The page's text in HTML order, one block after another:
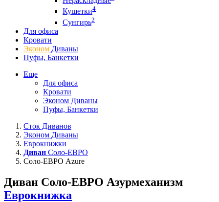
Кушетки4
Сунгирь2
Для офиса
Кровати
Эконом Диваны
Пуфы, Банкетки
Еще
Для офиса
Кровати
Эконом Диваны
Пуфы, Банкетки
Сток Диванов
Эконом Диваны
Еврокнижки
Диван Соло-ЕВРО
Соло-ЕВРО Azure
Диван Соло-ЕВРО Азурмеханизм
Еврокнижка